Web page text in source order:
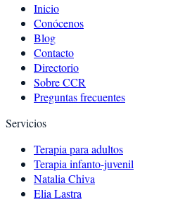
Inicio
Conócenos
Blog
Contacto
Directorio
Sobre CCR
Preguntas frecuentes
Servicios
Terapia para adultos
Terapia infanto-juvenil
Natalia Chiva
Elia Lastra